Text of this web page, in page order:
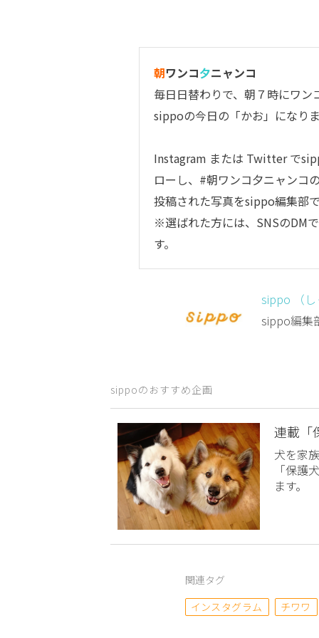
朝ワンコ夕ニャンコ
毎日日替わりで、朝７時にワ
sippoの今日の「かお」になり
Instagram または Twitter で
ローし、#朝ワンコ夕ニャンコ
投稿された写真をsippo編集部
※選ばれた方には、SNSのDM
す。
sippo （し
sippo編集
sippoのおすすめ企画
連載「
犬を家
「保護
ます。
関連タグ
インスタグラム
チワワ